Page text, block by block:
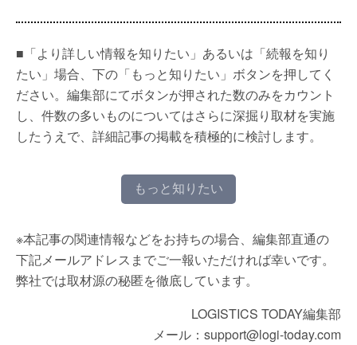
■「より詳しい情報を知りたい」あるいは「続報を知り
たい」場合、下の「もっと知りたい」ボタンを押してく
ださい。編集部にてボタンが押された数のみをカウント
し、件数の多いものについてはさらに深掘り取材を実施
したうえで、詳細記事の掲載を積極的に検討します。
もっと知りたい
※本記事の関連情報などをお持ちの場合、編集部直通の
下記メールアドレスまでご一報いただければ幸いです。
弊社では取材源の秘匿を徹底しています。
LOGISTICS TODAY編集部
メール：support@logi-today.com